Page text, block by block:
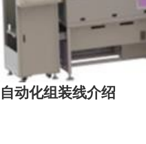
自动化组装线介绍